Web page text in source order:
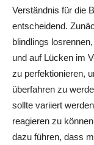
Verständnis für die
entscheidend.
blindlings
und auf Lücken im
zu perfektionieren,
überfahren zu
sollte variiert
reagieren zu
dazu führen, dass